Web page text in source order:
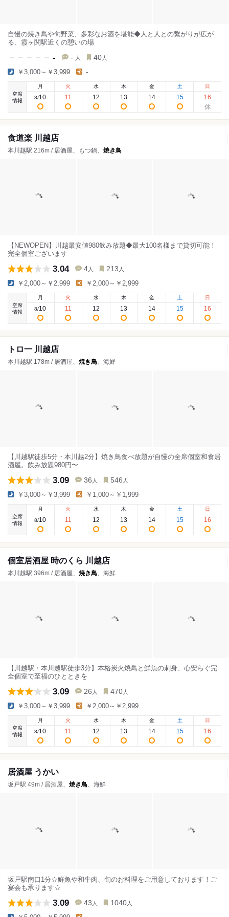
自慢の焼き鳥や旬野菜、多彩なお酒を堪能◆人と人との繋がりが広が
る、霞ヶ関駅近くの憩いの場
- - 人 40 人
￥3,000～￥3,999 -
空席
情報
月
8/10
火
11
水
12
木
13
金
14
土
15
日
16
食道楽 川越店
本川越駅 216m / 居酒屋、もつ鍋、 焼き鳥
【NEWOPEN】川越最安値980飲み放題◆最大100名様まで貸切可能！
完全個室ございます
3.04 4 人 213 人
￥2,000～￥2,999 ￥2,000～￥2,999
空席
情報
月
8/10
火
11
水
12
木
13
金
14
土
15
日
16
トロ一 川越店
本川越駅 178m / 居酒屋、 焼き鳥、海鮮
【川越駅徒歩5分・本川越2分】焼き鳥食べ放題が自慢の全席個室和食居
酒屋。飲み放題980円〜
3.09 36 人 546 人
￥3,000～￥3,999 ￥1,000～￥1,999
空席
情報
月
8/10
火
11
水
12
木
13
金
14
土
15
日
16
個室居酒屋 時のくら 川越店
本川越駅 396m / 居酒屋、 焼き鳥、海鮮
【川越駅・本川越駅徒歩3分】本格炭火焼鳥と鮮魚の刺身、心安らぐ完
全個室で至福のひとときを
3.09 26 人 470 人
￥3,000～￥3,999 ￥2,000～￥2,999
空席
情報
月
8/10
火
11
水
12
木
13
金
14
土
15
日
16
居酒屋 うかい
坂戸駅 49m / 居酒屋、 焼き鳥、海鮮
坂戸駅南口1分☆鮮魚や和牛肉、旬のお料理をご用意しております！ご
宴会も承ります☆
3.09 43 人 1040 人